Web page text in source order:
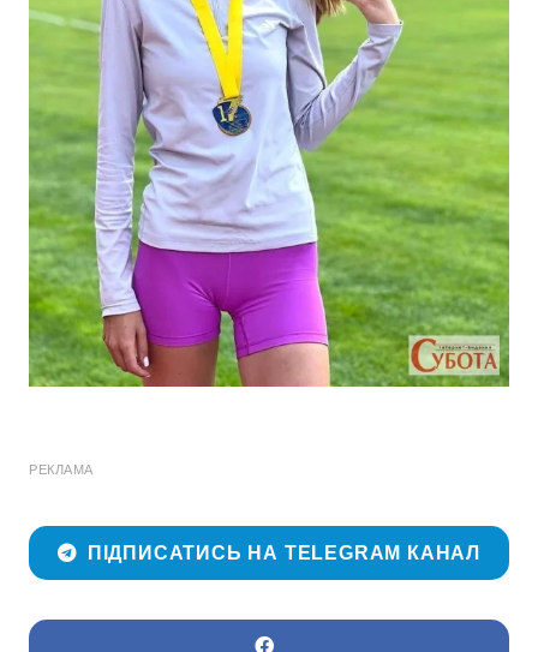
РЕКЛАМА
ПІДПИСАТИСЬ НА TELEGRAM КАНАЛ